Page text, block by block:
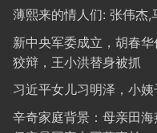
薄熙来的情人们: 张伟杰
新中央军委成立，胡春
狡辩，王小洪替身被抓
习近平女儿习明泽，小
辛奇家庭背景：母亲田